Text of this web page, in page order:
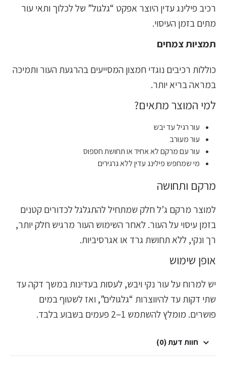
רכיב פילינג עדין היוצר אפקט “גלגול” של לכלוך ותאי עור
מתים בזמן העיסוי.
תמציות צמחים
כוללות רכיבים נוגדי חמצון המסייעים בהרגעת העור ותמיכה
במראה בריא יותר.
למי המוצר מתאים?
עור רגיל עד יבש
עור מעורב
עור עם מרקם לא אחיד או תחושת חספוס
מי שמחפש פילינג עדין ללא גרגירים
מרקם ותחושה
למוצר מרקם ג’ל חלק שמתחיל להתגלגל לכדורים קטנים
בזמן עיסוי על העור. לאחר השימוש העור מרגיש חלק יותר,
רך ונקי, ללא תחושת גרד או אגרסיביות.
אופן שימוש
יש למרוח על עור נקי ויבש, לעסות בעדינות במשך דקה עד
שתי דקות עד להיווצרות “גלגולים”, ואז לשטוף במים
פושרים. מומלץ להשתמש 1–2 פעמים בשבוע בלבד.
חוות דעת (0)